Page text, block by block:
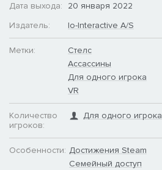
Дата выхода:
20 января 2022
Издатель:
Io-Interactive A/S
Метки:
Стелс
Ассассины
Для одного игрока
VR
Количество
игроков:
Для одного игрока
Особенности: Достижения Steam
Семейный доступ